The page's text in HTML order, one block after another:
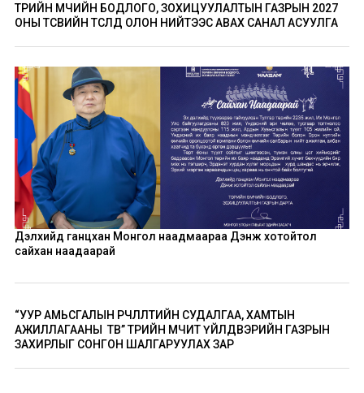
ТӨРИЙН ӨМЧИЙН БОДЛОГО, ЗОХИЦУУЛАЛТЫН ГАЗРЫН 2027
ОНЫ ТӨСВИЙН ТӨСӨЛД ОЛОН НИЙТЭЭС АВАХ САНАЛ АСУУЛГА
Дэлхийд ганцхан Монгол наадмаараа Дэнж хотойтол
сайхан наадаарай
“УУР АМЬСГАЛЫН ӨӨРЧЛӨЛТИЙН СУДАЛГАА, ХАМТЫН
АЖИЛЛАГААНЫ ТӨВ” ТӨРИЙН ӨМЧИТ ҮЙЛДВЭРИЙН ГАЗРЫН
ЗАХИРЛЫГ СОНГОН ШАЛГАРУУЛАХ ЗАР